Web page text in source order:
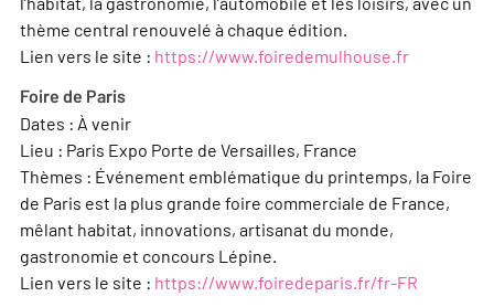
thème central renouvelé à chaque édition.
Lien vers le site : https://www.foiredemulhouse.fr
Foire de Paris
Dates : À venir
Lieu : Paris Expo Porte de Versailles, France
Thèmes : Événement emblématique du printemps, la Foire
de Paris est la plus grande foire commerciale de France,
mêlant habitat, innovations, artisanat du monde,
gastronomie et concours Lépine.
Lien vers le site : https://www.foiredeparis.fr/fr-FR